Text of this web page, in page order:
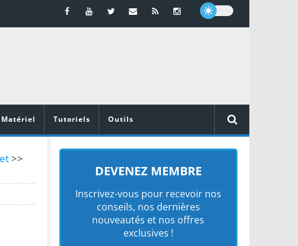
Matériel Tutoriels Outils
>>
DEVENEZ MEMBRE
Inscrivez-vous pour recevoir nos
conseils, nos dernières
nouveautés et nos offres
exclusives !